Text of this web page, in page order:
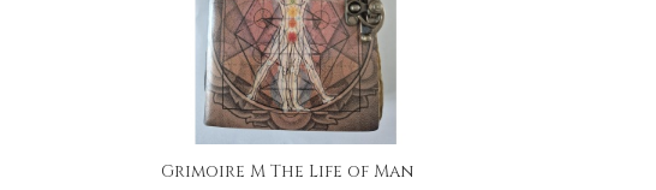
Grimoire M The Life of Man